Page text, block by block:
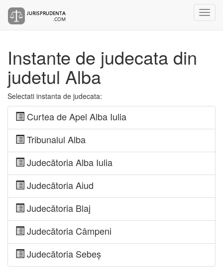
Instante de judecata din
judetul Alba
Selectati instanta de judecata:
Curtea de Apel Alba Iulia
Tribunalul Alba
Judecătoria Alba Iulia
Judecătoria Aiud
Judecătoria Blaj
Judecătoria Câmpeni
Judecătoria Sebeș